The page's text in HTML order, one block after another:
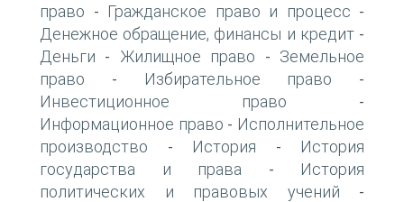
право - Гражданское право и процесс -
Денежное обращение, финансы и кредит-
Деньги - Жилищное право - Земельное
право - Избирательное право -
Инвестиционное право -
Информационное право - Исполнительное
производство - История -
История
государства и права -
История
политических и правовых учений -